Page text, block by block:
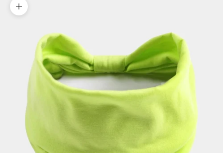
Zoomer sur l'image